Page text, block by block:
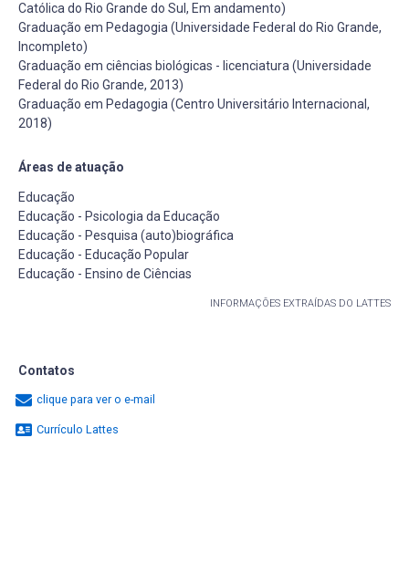
Católica do Rio Grande do Sul, Em andamento)
Graduação em Pedagogia (Universidade Federal do Rio Grande,
Incompleto)
Graduação em ciências biológicas - licenciatura (Universidade
Federal do Rio Grande, 2013)
Graduação em Pedagogia (Centro Universitário Internacional,
2018)
Áreas de atuação
Educação
Educação - Psicologia da Educação
Educação - Pesquisa (auto)biográfica
Educação - Educação Popular
Educação - Ensino de Ciências
INFORMAÇÕES EXTRAÍDAS DO LATTES
Contatos
clique para ver o e-mail
Currículo Lattes